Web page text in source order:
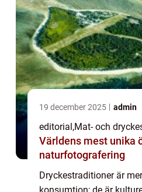
19 december 2025 admin
editorial,Mat- och
Världens mest unika
naturfotografering
Dryckestraditioner är